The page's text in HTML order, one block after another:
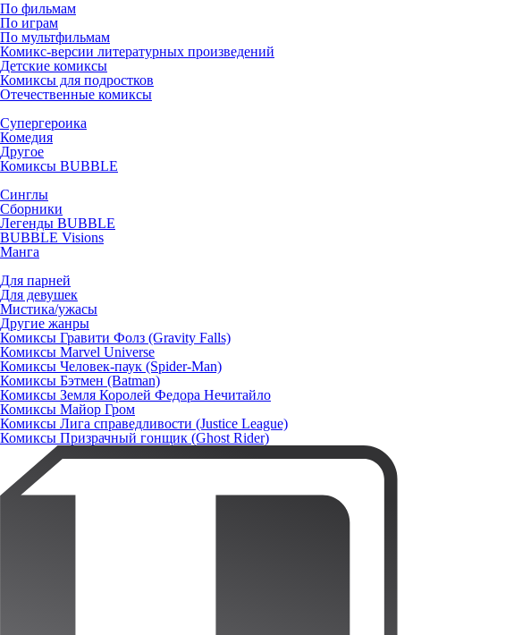
По фильмам
По играм
По мультфильмам
Комикс-версии литературных произведений
Детские комиксы
Комиксы для подростков
Отечественные комиксы
Супергероика
Комедия
Другое
Комиксы BUBBLE
Синглы
Сборники
Легенды BUBBLE
BUBBLE Visions
Манга
Для парней
Для девушек
Мистика/ужасы
Другие жанры
Комиксы Гравити Фолз (Gravity Falls)
Комиксы Marvel Universe
Комиксы Человек-паук (Spider-Man)
Комиксы Бэтмен (Batman)
Комиксы Земля Королей Федора Нечитайло
Комиксы Майор Гром
Комиксы Лига справедливости (Justice League)
Комиксы Призрачный гонщик (Ghost Rider)